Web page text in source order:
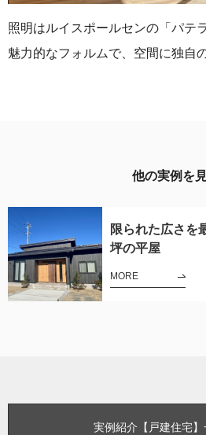
照明はルイスポールセンの「パテラ
魅力的なフォルムで、空間に独自
他の実例を
限られた広さを
坪の平屋
MORE
実例紹介【戸建住宅】